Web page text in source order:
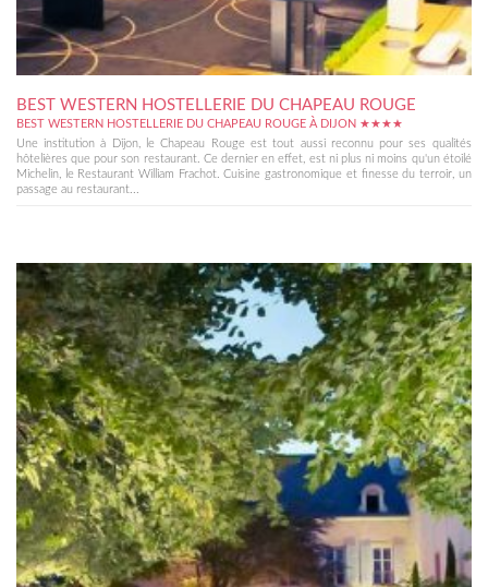
BEST WESTERN HOSTELLERIE DU CHAPEAU ROUGE
BEST WESTERN HOSTELLERIE DU CHAPEAU ROUGE À DIJON ★★★★
Une institution à Dijon, le Chapeau Rouge est tout aussi reconnu pour ses qualités
hôtelières que pour son restaurant. Ce dernier en effet, est ni plus ni moins qu'un étoilé
Michelin, le Restaurant William Frachot. Cuisine gastronomique et finesse du terroir, un
passage au restaurant...